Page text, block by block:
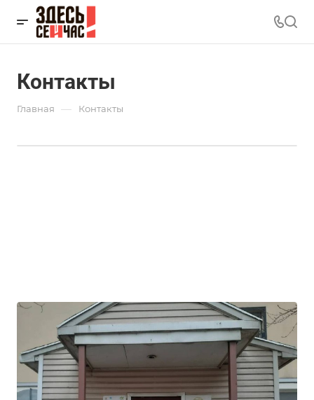
Контакты
Главная — Контакты